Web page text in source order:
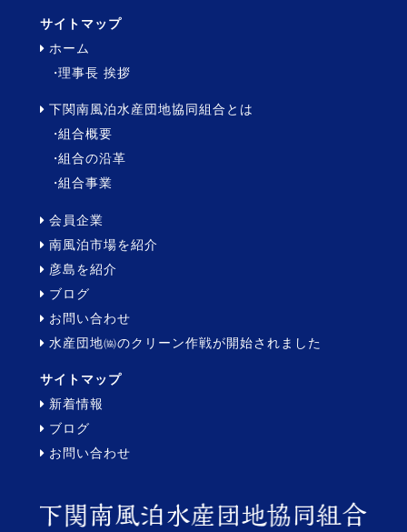
サイトマップ
ホーム
理事長 挨拶
下関南風泊水産団地協同組合とは
組合概要
組合の沿革
組合事業
会員企業
南風泊市場を紹介
彦島を紹介
ブログ
お問い合わせ
水産団地㈿のクリーン作戦が開始されました
サイトマップ
新着情報
ブログ
お問い合わせ